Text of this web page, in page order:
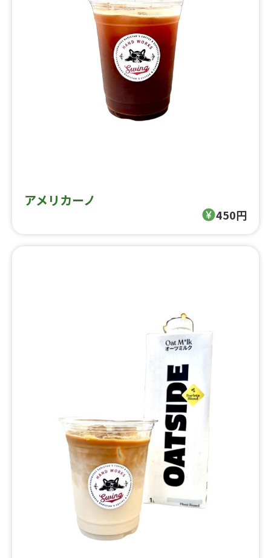
アメリカーノ
450円